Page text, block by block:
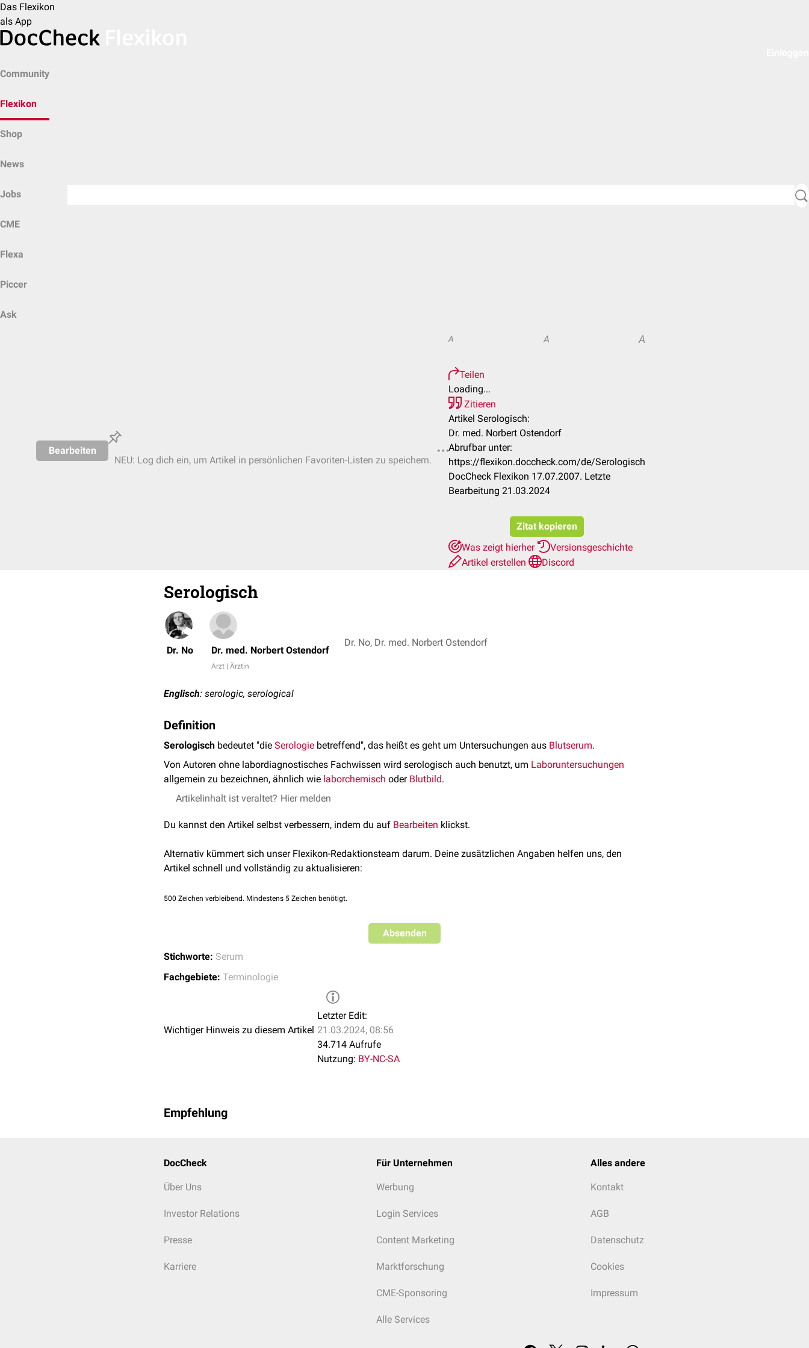
Das Flexikon
als App
Community
Flexikon
Shop
News
Jobs
CME
Flexa
Piccer
Ask
Bearbeiten
NEU: Log dich ein, um Artikel in persönlichen Favoriten-Listen zu speichern.
A A A
Teilen
Loading...
Zitieren
Artikel Serologisch:
Dr. med. Norbert Ostendorf
Abrufbar unter:
https://flexikon.doccheck.com/de/Serologisch
DocCheck Flexikon 17.07.2007. Letzte
Bearbeitung 21.03.2024
Zitat kopieren
Was zeigt hierher
Versionsgeschichte
Artikel erstellen
Discord
Serologisch
Dr. No Dr. med. Norbert Ostendorf
Arzt | Ärztin
Dr. No, Dr. med. Norbert Ostendorf
Englisch: serologic, serological
Definition
Serologisch bedeutet "die Serologie betreffend", das heißt es geht um Untersuchungen aus Blutserum.
Von Autoren ohne labordiagnostisches Fachwissen wird serologisch auch benutzt, um Laboruntersuchungen
allgemein zu bezeichnen, ähnlich wie laborchemisch oder Blutbild.
Artikelinhalt ist veraltet? Hier melden
Du kannst den Artikel selbst verbessern, indem du auf Bearbeiten klickst.
Alternativ kümmert sich unser Flexikon-Redaktionsteam darum. Deine zusätzlichen Angaben helfen uns, den
Artikel schnell und vollständig zu aktualisieren:
500 Zeichen verbleibend. Mindestens 5 Zeichen benötigt.
Absenden
Stichworte: Serum
Fachgebiete: Terminologie
Wichtiger Hinweis zu diesem Artikel
Letzter Edit:
21.03.2024, 08:56
34.714 Aufrufe
Nutzung: BY-NC-SA
Empfehlung
DocCheck
Über Uns
Investor Relations
Presse
Karriere
Für Unternehmen
Werbung
Login Services
Content Marketing
Marktforschung
CME-Sponsoring
Alle Services
Alles andere
Kontakt
AGB
Datenschutz
Cookies
Impressum